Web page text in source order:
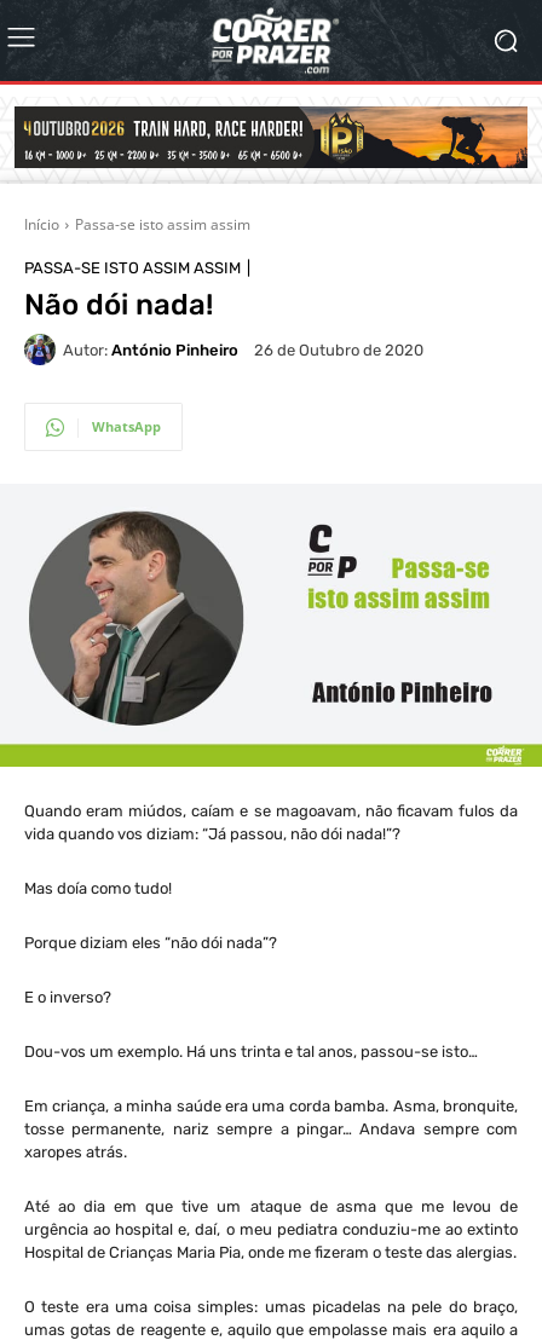
Início Passa-se isto assim assim
PASSA-SE ISTO ASSIM ASSIM
Não dói nada!
Autor: António Pinheiro 26 de Outubro de 2020
WhatsApp
Quando eram miúdos, caíam e se magoavam, não ficavam fulos da
vida quando vos diziam: “Já passou, não dói nada!”?
Mas doía como tudo!
Porque diziam eles “não dói nada”?
E o inverso?
Dou-vos um exemplo. Há uns trinta e tal anos, passou-se isto…
Em criança, a minha saúde era uma corda bamba. Asma, bronquite,
tosse permanente, nariz sempre a pingar… Andava sempre com
xaropes atrás.
Até ao dia em que tive um ataque de asma que me levou de
urgência ao hospital e, daí, o meu pediatra conduziu-me ao extinto
Hospital de Crianças Maria Pia, onde me fizeram o teste das alergias.
O teste era uma coisa simples: umas picadelas na pele do braço,
umas gotas de reagente e, aquilo que empolasse mais era aquilo a